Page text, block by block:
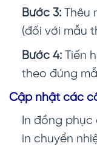
Bước 3:Thêu
(đối với mẫu
Bước 4:Tiến
theo đúng
Cập nhật các
In đồng phục
in chuyển